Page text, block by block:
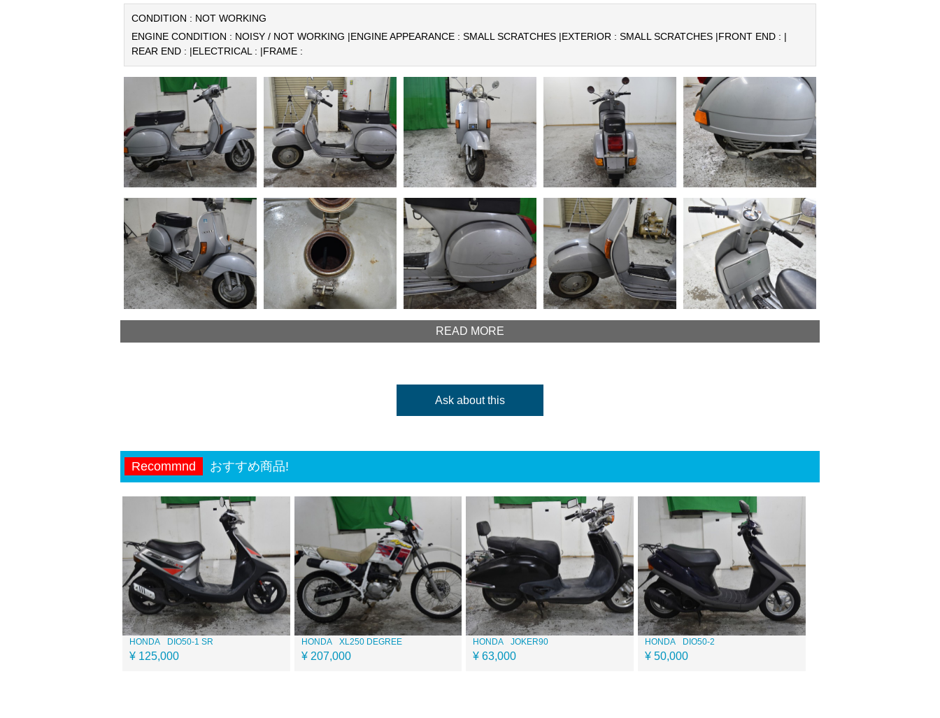
CONDITION : NOT WORKING
ENGINE CONDITION : NOISY / NOT WORKING |ENGINE APPEARANCE : SMALL SCRATCHES |EXTERIOR : SMALL SCRATCHES |FRONT END : |
REAR END : |ELECTRICAL : |FRAME :
READ MORE
Ask about this
Recommnd おすすめ商品!
HONDA DIO50-1 SR
¥ 125,000
HONDA XL250 DEGREE
¥ 207,000
HONDA JOKER90
¥ 63,000
HONDA DIO50-2
¥ 50,000